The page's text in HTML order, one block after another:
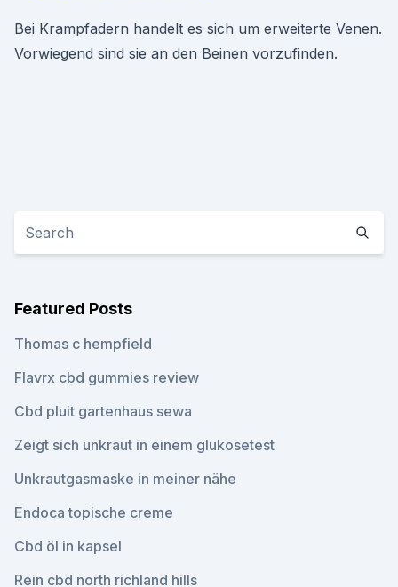
Bei Krampfadern handelt es sich um erweiterte Venen.
Vorwiegend sind sie an den Beinen vorzufinden.
Featured Posts
Thomas c hempfield
Flavrx cbd gummies review
Cbd pluit gartenhaus sewa
Zeigt sich unkraut in einem glukosetest
Unkrautgasmaske in meiner nähe
Endoca topische creme
Cbd öl in kapsel
Rein cbd north richland hills